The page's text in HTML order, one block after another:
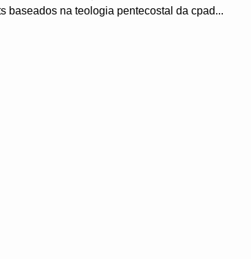
baseados na teologia pentecostal da cpad...